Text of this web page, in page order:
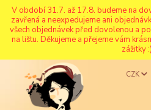
V období 31.7. až 17.8. budeme na
zavřená a neexpedujeme ani
všech objednávek před dovolenou a
na lištu. Děkujeme a přejeme vám
zážitky :)
CZK